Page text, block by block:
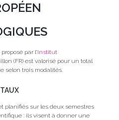
par l’Institut
(FR) est valorisé pour un total
selon trois modalités.
planifiés sur les deux semestres
: ils visent à donner une